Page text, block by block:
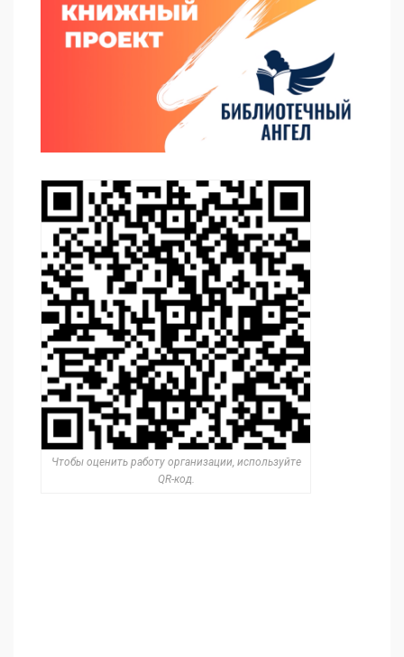
Чтобы оценить работу организации, используйте
QR-код.